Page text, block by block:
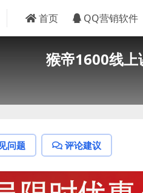
首页 QQ营销软件
猴帝1600线
问题 评论建议